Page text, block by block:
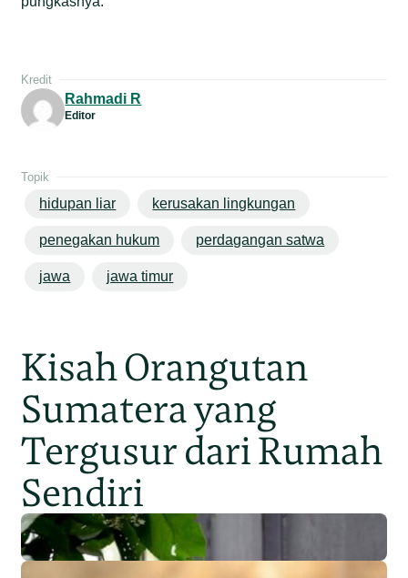
Kredit
Rahmadi R
Editor
Topik
hidupan liar kerusakan lingkungan
penegakan hukum perdagangan satwa
jawa jawa timur
Kisah Orangutan
Sumatera yang
Tergusur dari Rumah
Sendiri